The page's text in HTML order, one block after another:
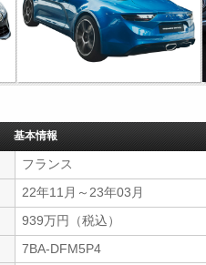
基本情報
フランス
22年11月～23年03月
939万円（税込）
7BA-DFM5P4